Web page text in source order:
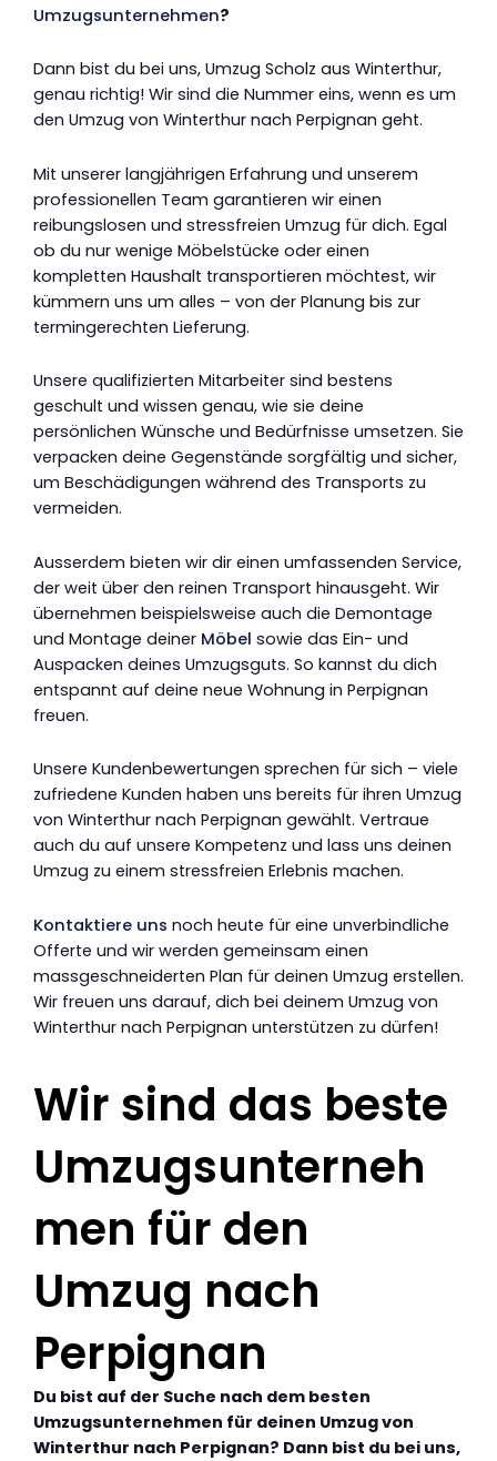
Umzugsunternehmen?
Dann bist du bei uns, Umzug Scholz aus Winterthur,
genau richtig! Wir sind die Nummer eins, wenn es um
den Umzug von Winterthur nach Perpignan geht.
Mit unserer langjährigen Erfahrung und unserem
professionellen Team garantieren wir einen
reibungslosen und stressfreien Umzug für dich. Egal
ob du nur wenige Möbelstücke oder einen
kompletten Haushalt transportieren möchtest, wir
kümmern uns um alles – von der Planung bis zur
termingerechten Lieferung.
Unsere qualifizierten Mitarbeiter sind bestens
geschult und wissen genau, wie sie deine
persönlichen Wünsche und Bedürfnisse umsetzen. Sie
verpacken deine Gegenstände sorgfältig und sicher,
um Beschädigungen während des Transports zu
vermeiden.
Ausserdem bieten wir dir einen umfassenden Service,
der weit über den reinen Transport hinausgeht. Wir
übernehmen beispielsweise auch die Demontage
und Montage deiner Möbel sowie das Ein- und
Auspacken deines Umzugsguts. So kannst du dich
entspannt auf deine neue Wohnung in Perpignan
freuen.
Unsere Kundenbewertungen sprechen für sich – viele
zufriedene Kunden haben uns bereits für ihren Umzug
von Winterthur nach Perpignan gewählt. Vertraue
auch du auf unsere Kompetenz und lass uns deinen
Umzug zu einem stressfreien Erlebnis machen.
Kontaktiere uns noch heute für eine unverbindliche
Offerte und wir werden gemeinsam einen
massgeschneiderten Plan für deinen Umzug erstellen.
Wir freuen uns darauf, dich bei deinem Umzug von
Winterthur nach Perpignan unterstützen zu dürfen!
Wir sind das beste
Umzugsunterneh
men für den
Umzug nach
Perpignan
Du bist auf der Suche nach dem besten
Umzugsunternehmen für deinen Umzug von
Winterthur nach Perpignan? Dann bist du bei uns,